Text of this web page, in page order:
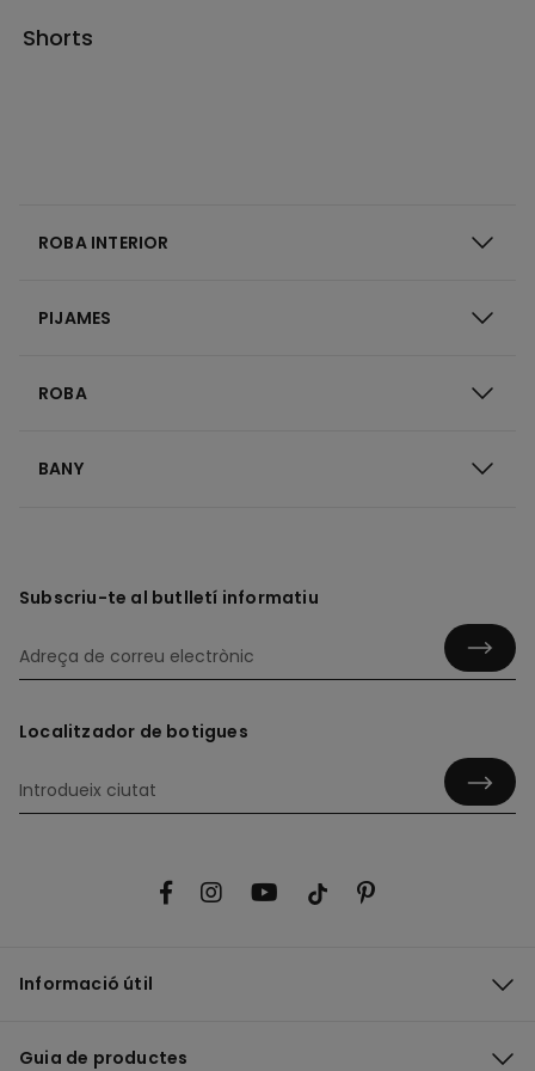
Shorts
ROBA INTERIOR
PIJAMES
ROBA
BANY
Subscriu-te al butlletí informatiu
Localitzador de botigues
Informació útil
Guia de productes